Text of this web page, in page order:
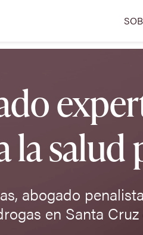
la salud
abogado
en Santa Cruz